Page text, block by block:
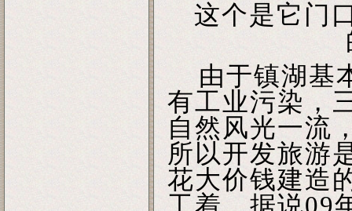
这个是它门
由于镇湖基
有工业污染，
自然风光一流
所以开发旅游
花大价钱建造